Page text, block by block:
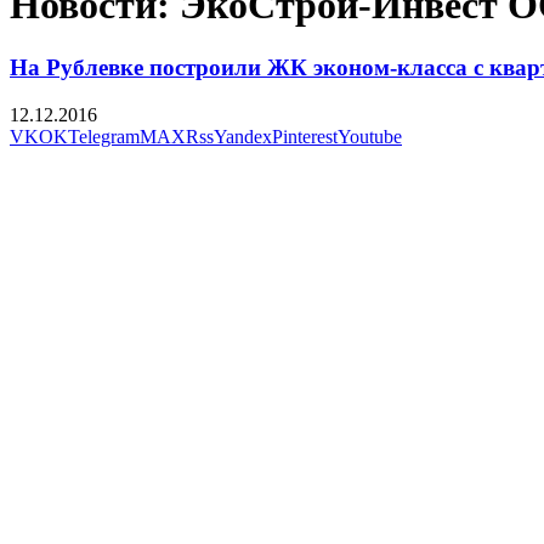
На Рублевке построили ЖК эконом-класса с
12.12.2016
VKOKTelegramMAXRssYandexPinterestYoutube